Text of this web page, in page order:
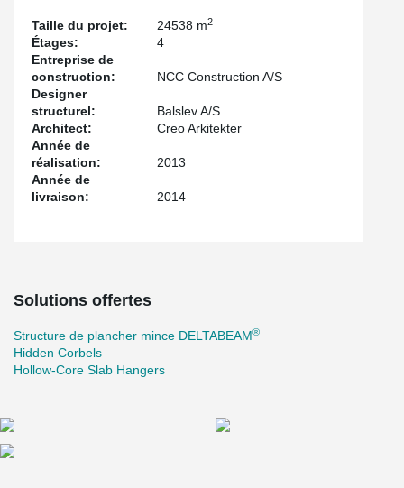
Taille du projet: 24538 m2
Étages:
4
Entreprise de
construction:
NCC Construction A/S
Designer
structurel:
Balslev A/S
Architect:
Creo Arkitekter
Année de
réalisation:
2013
Année de
livraison:
2014
Solutions offertes
Structure de plancher mince DELTABEAM®
Hidden Corbels
Hollow-Core Slab Hangers